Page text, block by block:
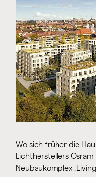
Wo sich früher die
Lichtherstellers
Neubaukomplex